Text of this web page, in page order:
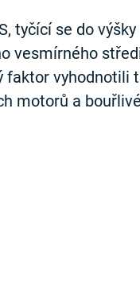
tyčící se do
vesmírného
faktor vyhodnotili
motorů a